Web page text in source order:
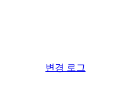
변경 로그